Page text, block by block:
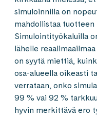
simuloinnilla on
mahdollistaa
Simulointityökaluilla
lähelle
on syytä miettiä,
osa-alueella oikeasti
verrataan, onko
99 % vai 92 %
hyvin merkittävä ero